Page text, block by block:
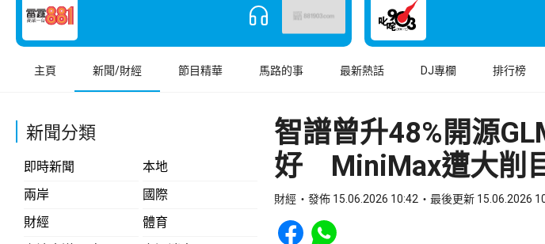
主頁 新聞/財經 節目精華 馬路的事 最新熱話 DJ專欄 排行榜
新聞分類
即時新聞
本地
兩岸
國際
財經
體育
智譜曾升48%開源
好 MiniMax遭大削
財經 發佈 15.06.2026 10:42 最後更新 15.06.2026
Share to Facebook
Share to WhatsApp